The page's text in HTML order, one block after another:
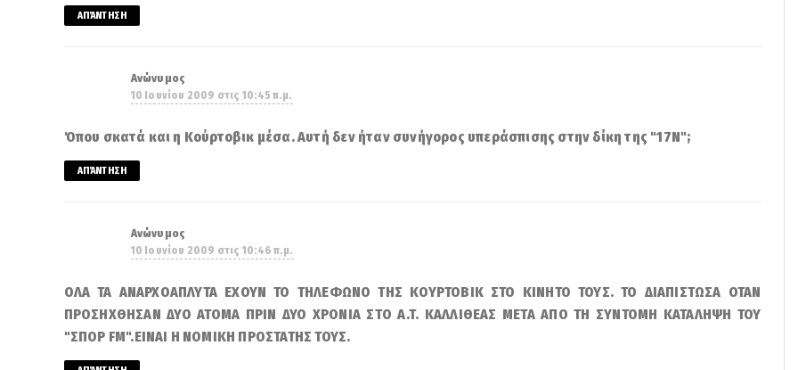
ΑΠΆΝΤΗΣΗ
Ανώνυμος
10 Ιουνίου 2009 στις 10:45 π.μ.
Όπου σκατά και η Κούρτοβικ μέσα. Αυτή δεν ήταν συνήγορος υπεράσπισης στην δίκη της "17Ν";
ΑΠΆΝΤΗΣΗ
Ανώνυμος
10 Ιουνίου 2009 στις 10:46 π.μ.
ΟΛΑ ΤΑ ΑΝΑΡΧΟΑΠΛΥΤΑ ΕΧΟΥΝ ΤΟ ΤΗΛΕΦΩΝΟ ΤΗΣ ΚΟΥΡΤΟΒΙΚ ΣΤΟ ΚΙΝΗΤΟ ΤΟΥΣ. ΤΟ ΔΙΑΠΙΣΤΩΣΑ ΟΤΑΝ
ΠΡΟΣΗΧΘΗΣΑΝ ΔΥΟ ΑΤΟΜΑ ΠΡΙΝ ΔΥΟ ΧΡΟΝΙΑ ΣΤO A.T. ΚΑΛΛΙΘΕΑΣ ΜΕΤΑ ΑΠΟ ΤΗ ΣΥΝΤΟΜΗ ΚΑΤΑΛΗΨΗ ΤΟΥ
"ΣΠΟΡ FM".ΕΙΝΑΙ Η ΝΟΜΙΚΗ ΠΡΟΣΤΑΤΗΣ ΤΟΥΣ.